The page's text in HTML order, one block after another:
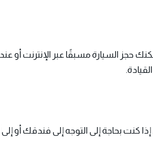
حجز السيارة مسبقًا عبر الإنترنت
كنت بحاجة إلى التوجه إلى فندقك